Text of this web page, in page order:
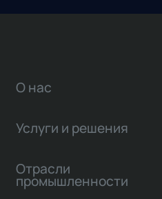
О нас
Услуги и решения
Отрасли
промышленности